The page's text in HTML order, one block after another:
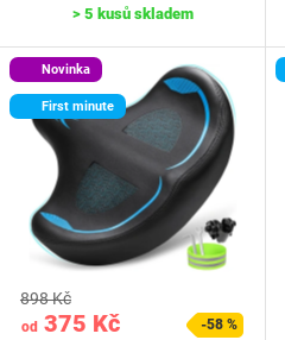
> 5 kusů skladem
Novinka
First minute
od 375 Kč
898 Kč
-58 %